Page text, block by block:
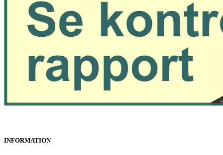
INFORMATION